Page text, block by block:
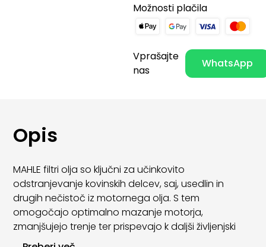
Možnosti plačila
Vprašajte
nas
WhatsApp
Opis
MAHLE filtri olja so ključni za učinkovito
odstranjevanje kovinskih delcev, saj, usedlin in
drugih nečistoč iz motornega olja. S tem
omogočajo optimalno mazanje motorja,
zmanjšujejo trenje ter prispevajo k daljši življenjski
dobi motornih komponent.